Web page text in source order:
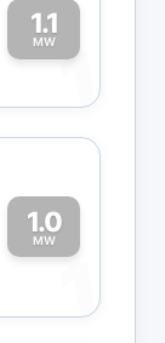
1.1
MW1
1.0
MW
1